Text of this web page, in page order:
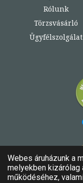
Rólunk
Törzsvásárló
Ügyfélszolgálat